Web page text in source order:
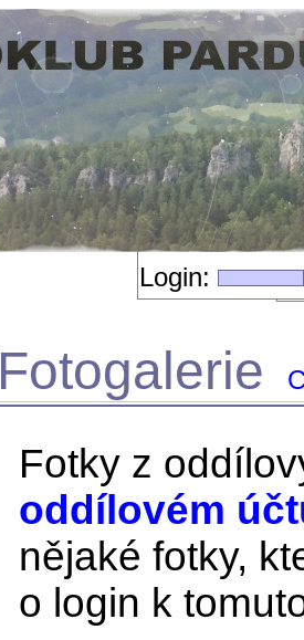
Login:
Fotogalerie
Fotky z
oddílovém
nějaké fotky,
o login k